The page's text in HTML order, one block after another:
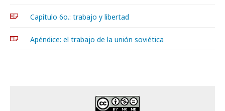
Capitulo 6o.: trabajo y libertad
Apéndice: el trabajo de la unión soviética